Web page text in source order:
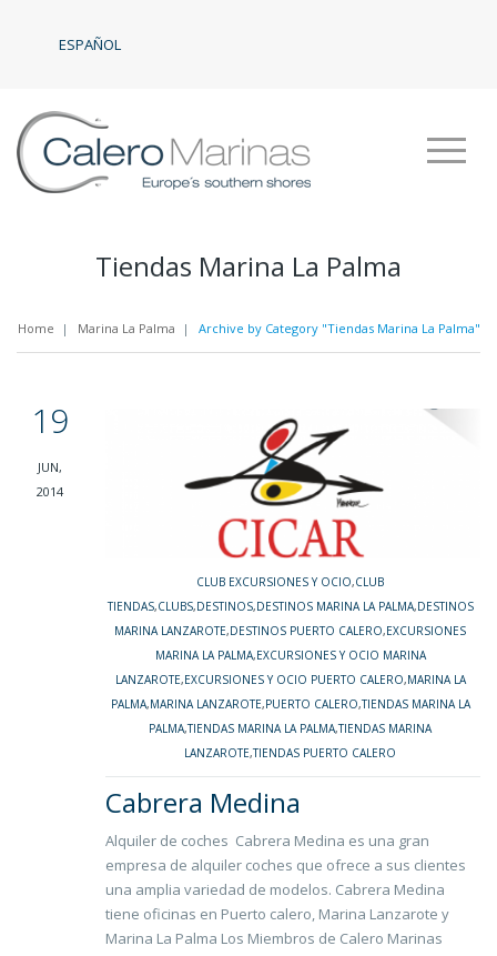
ESPAÑOL
Tiendas Marina La Palma
Home | Marina La Palma | Archive by Category "Tiendas Marina La Palma"
19
JUN,
2014
CLUB EXCURSIONES Y OCIO,CLUB
TIENDAS,CLUBS,DESTINOS,DESTINOS MARINA LA PALMA,DESTINOS
MARINA LANZAROTE,DESTINOS PUERTO CALERO,EXCURSIONES
MARINA LA PALMA,EXCURSIONES Y OCIO MARINA
LANZAROTE,EXCURSIONES Y OCIO PUERTO CALERO,MARINA LA
PALMA,MARINA LANZAROTE,PUERTO CALERO,TIENDAS MARINA LA
PALMA,TIENDAS MARINA LA PALMA,TIENDAS MARINA
LANZAROTE,TIENDAS PUERTO CALERO
Cabrera Medina
Alquiler de coches Cabrera Medina es una gran
empresa de alquiler coches que ofrece a sus clientes
una amplia variedad de modelos. Cabrera Medina
tiene oficinas en Puerto calero, Marina Lanzarote y
Marina La Palma Los Miembros de Calero Marinas